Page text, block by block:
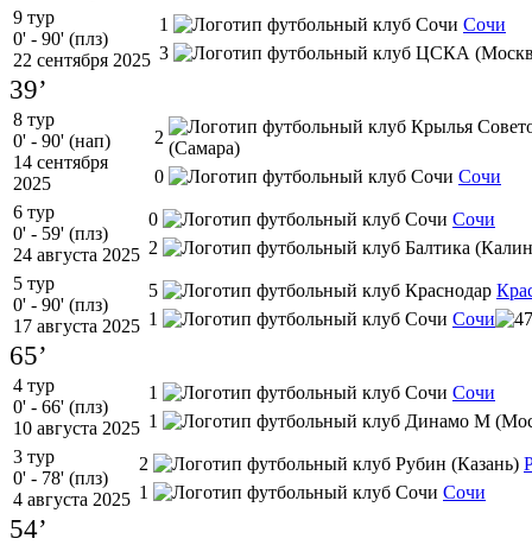
9 тур
0' - 90' (плз)
22 сентября 2025
1
Сочи
3
39’
8 тур
0' - 90' (нап)
14 сентября
2025
2
0
Сочи
6 тур
0' - 59' (плз)
24 августа 2025
0
Сочи
2
5 тур
0' - 90' (плз)
17 августа 2025
5
1
Сочи
65’
4 тур
0' - 66' (плз)
10 августа 2025
1
Сочи
1
3 тур
0' - 78' (плз)
4 августа 2025
2
1
Сочи
54’